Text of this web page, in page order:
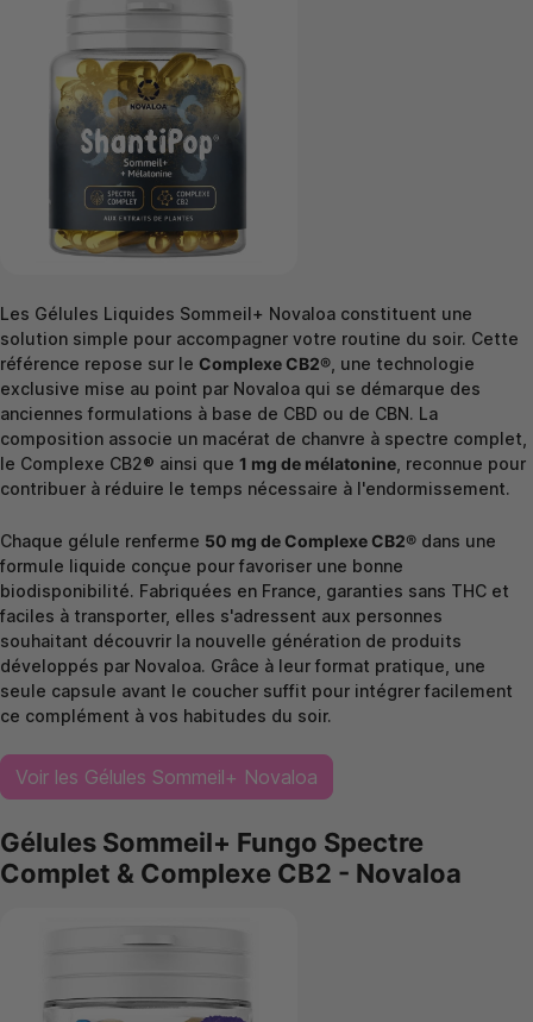
Les Gélules Liquides Sommeil+ Novaloa constituent une
solution simple pour accompagner votre routine du soir. Cette
référence repose sur le Complexe CB2® , une technologie
exclusive mise au point par Novaloa qui se démarque des
anciennes formulations à base de CBD ou de CBN. La
composition associe un macérat de chanvre à spectre complet,
le Complexe CB2® ainsi que 1 mg de mélatonine , reconnue pour
contribuer à réduire le temps nécessaire à l'endormissement.
Chaque gélule renferme 50 mg de Complexe CB2® dans une
formule liquide conçue pour favoriser une bonne
biodisponibilité. Fabriquées en France, garanties sans THC et
faciles à transporter, elles s'adressent aux personnes
souhaitant découvrir la nouvelle génération de produits
développés par Novaloa. Grâce à leur format pratique, une
seule capsule avant le coucher suffit pour intégrer facilement
ce complément à vos habitudes du soir.
Voir les Gélules Sommeil+ Novaloa
Gélules Sommeil+ Fungo Spectre
Complet & Complexe CB2 - Novaloa